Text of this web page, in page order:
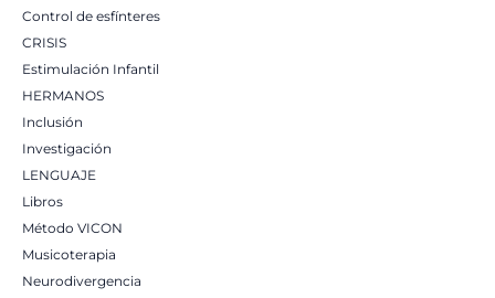
Control de esfínteres
CRISIS
Estimulación Infantil
HERMANOS
Inclusión
Investigación
LENGUAJE
Libros
Método VICON
Musicoterapia
Neurodivergencia